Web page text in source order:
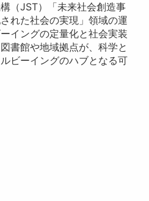
（JST）「未来社会創造事
れた社会の実現」領域の運
イングの定量化と社会実装
書館や地域拠点が、科学と
ビーイングのハブとなる可